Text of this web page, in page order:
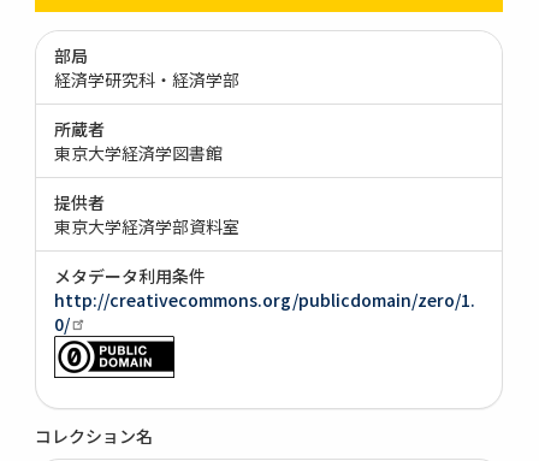
部局
経済学研究科・経済学部
所蔵者
東京大学経済学図書館
提供者
東京大学経済学部資料室
メタデータ利用条件
http://creativecommons.org/publicdomain/zero/1.
0/
コレクション名